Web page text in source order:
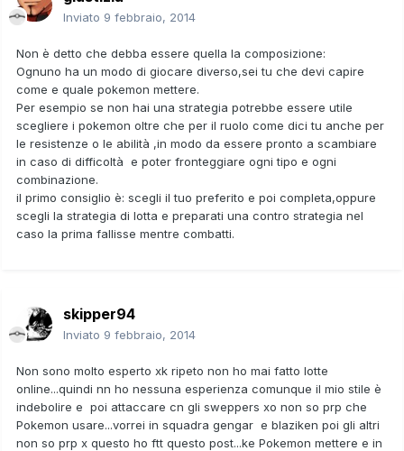
Inviato 9 febbraio, 2014
Non è detto che debba essere quella la composizione:
Ognuno ha un modo di giocare diverso,sei tu che devi capire
come e quale pokemon mettere.
Per esempio se non hai una strategia potrebbe essere utile
scegliere i pokemon oltre che per il ruolo come dici tu anche per
le resistenze o le abilità ,in modo da essere pronto a scambiare
in caso di difficoltà e poter fronteggiare ogni tipo e ogni
combinazione.
il primo consiglio è: scegli il tuo preferito e poi completa,oppure
scegli la strategia di lotta e preparati una contro strategia nel
caso la prima fallisse mentre combatti.
skipper94
Inviato 9 febbraio, 2014
Non sono molto esperto xk ripeto non ho mai fatto lotte
online...quindi nn ho nessuna esperienza comunque il mio stile è
indebolire e poi attaccare cn gli sweppers xo non so prp che
Pokemon usare...vorrei in squadra gengar e blaziken poi gli altri
non so prp x questo ho ftt questo post...ke Pokemon mettere e in